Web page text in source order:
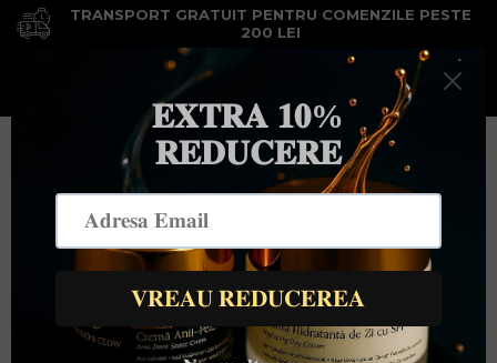
TRANSPORT GRATUIT PENTRU COMENZILE PESTE
200 LEI
CREME ȘI MĂȘTI DE CORP